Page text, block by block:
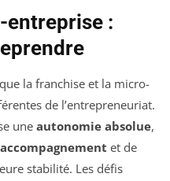
entreprise :
la franchise et la micro-
de l’entrepreneuriat.
une autonomie absolue,
accompagnement et de
stabilité. Les défis